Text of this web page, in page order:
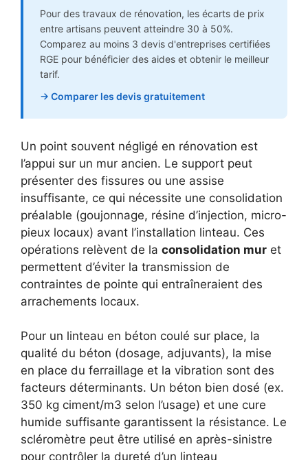
Pour des travaux de rénovation, les écarts de prix
entre artisans peuvent atteindre 30 à 50%.
Comparez au moins 3 devis d'entreprises certifiées
RGE pour bénéficier des aides et obtenir le meilleur
tarif.
→ Comparer les devis gratuitement
Un point souvent négligé en rénovation est
l’appui sur un mur ancien. Le support peut
présenter des fissures ou une assise
insuffisante, ce qui nécessite une consolidation
préalable (goujonnage, résine d’injection, micro-
pieux locaux) avant l’installation linteau. Ces
opérations relèvent de la consolidation mur et
permettent d’éviter la transmission de
contraintes de pointe qui entraîneraient des
arrachements locaux.
Pour un linteau en béton coulé sur place, la
qualité du béton (dosage, adjuvants), la mise
en place du ferraillage et la vibration sont des
facteurs déterminants. Un béton bien dosé (ex.
350 kg ciment/m3 selon l’usage) et une cure
humide suffisante garantissent la résistance. Le
scléromètre peut être utilisé en après-sinistre
pour contrôler la dureté d’un linteau